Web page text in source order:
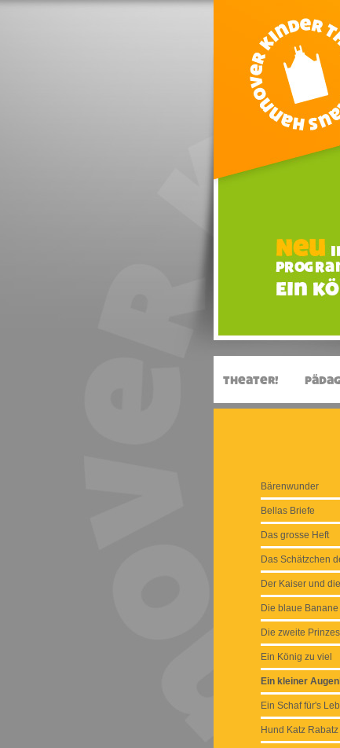
Bärenwunder
Bellas Briefe
Das grosse Heft
Das Schätzchen
Der Kaiser und
Die blaue Banane
Die zweite
Ein König zu viel
Ein kleiner
Ein Schaf für's
Hund Katz Rabatz